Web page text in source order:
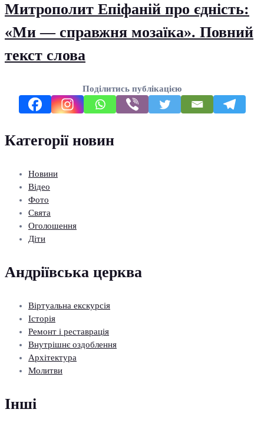
Митрополит Епіфаній про єдність:
«Ми — справжня мозаїка». Повний
текст слова
Поділитись публікацією
Категорії новин
Новини
Відео
Фото
Свята
Оголошення
Діти
Андріївська церква
Віртуальна екскурсія
Історія
Ремонт і реставрація
Внутрішнє оздоблення
Архітектура
Молитви
Інші